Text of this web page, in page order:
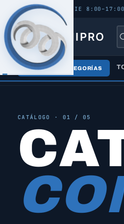
ABIERTO - LUN–VIE 8:00–17:00
TORNIPRO
TODAS LAS CATEGORÍAS
Inicio / Catálogo / Todos los
CATÁLOGO · 01 / 05